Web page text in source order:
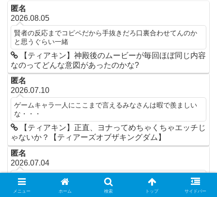
匿名
2026.08.05
賢者の反応までコピペだから手抜きだろ口裏合わせてんのか
と思うぐらい一緒
【ティアキン】神殿後のムービーが毎回ほぼ同じ内容
なのってどんな意図があったのかな?
匿名
2026.07.10
ゲームキャラ一人にここまで言えるみなさんは暇で羨ましい
な・・・
【ティアキン】正直、ヨナってめちゃくちゃエッチじ
ゃないか？【ティアーズオブザキングダム】
匿名
2026.07.04
実は土豚オフで武器を持たずに盾構えながら攻撃→武器回収
で盾をしまうまで武器を片手持ちできる(大剣や槍でできる)
(ただ盾も同時に持てるってこと)
メニュー ホーム 検索 トップ サイドバー